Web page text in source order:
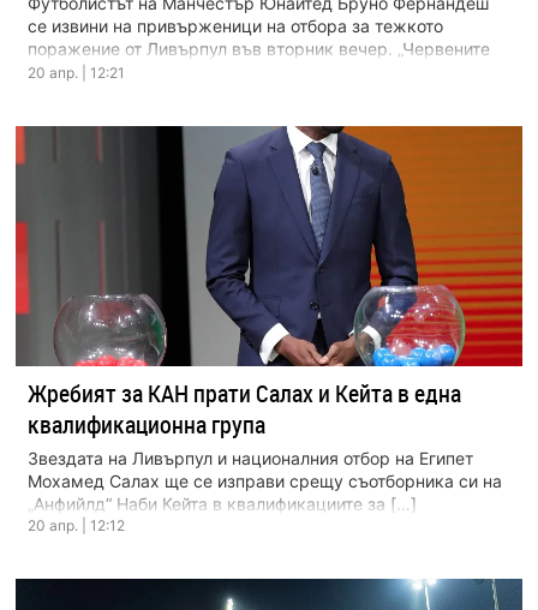
се извини на привърженици на отбора за тежкото
поражение от Ливърпул във вторник вечер. „Червените
дяволи“ паднаха […]
20 апр. | 12:21
Жребият за КАН прати Салах и Кейта в една
квалификационна група
Звездата на Ливърпул и националния отбор на Египет
Мохамед Салах ще се изправи срещу съотборника си на
„Анфийлд“ Наби Кейта в квалификациите за […]
20 апр. | 12:12